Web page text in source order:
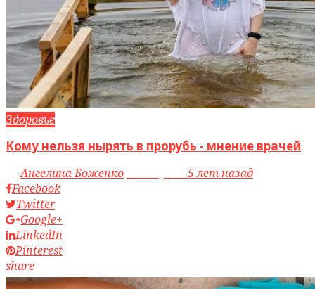
Здоровье
Кому нельзя нырять в прорубь - мнение врачей
byАнгелина Боженко
5 лет назад
Facebook
Twitter
Google+
LinkedIn
Pinterest
share